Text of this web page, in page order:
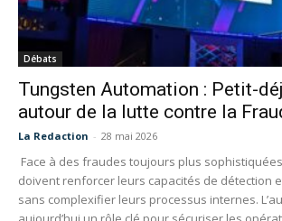
Débats
Tungsten Automation : Petit-
autour de la lutte contre la
La Redaction - 28 mai 2026
Face à des fraudes toujours plus
doivent renforcer leurs capacités de détection
sans complexifier leurs processus internes.